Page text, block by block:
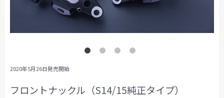
2020年5月26日発売開始
フロントナックル（S14/15純正タイプ）